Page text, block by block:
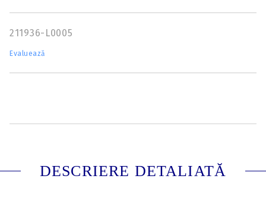
Greutate (total): Standard: 111gr (aprox. 7.2g)
Greutate (vârf): Standard: 42gr
211936-L0005
Evaluează
DESCRIERE DETALIATĂ